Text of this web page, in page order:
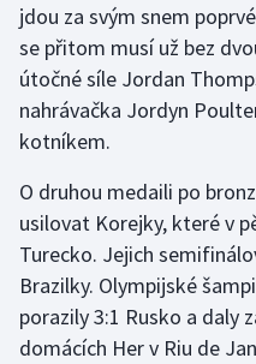
jdou za svým snem
se přitom musí už bez
útočné síle Jordan
nahrávačka Jordyn
kotníkem.
O druhou medaili po
usilovat Korejky, které v
Turecko. Jejich
Brazilky. Olympijské
porazily 3:1 Rusko a daly
domácích Her v Riu de